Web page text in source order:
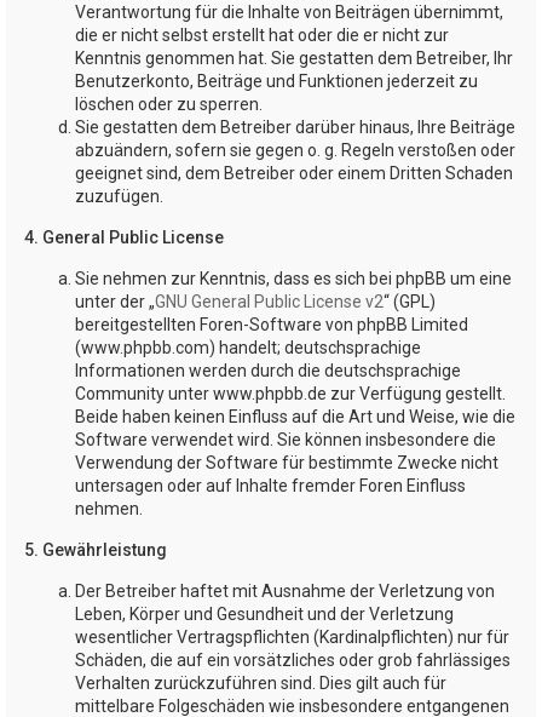
Verantwortung für die Inhalte von Beiträgen übernimmt,
die er nicht selbst erstellt hat oder die er nicht zur
Kenntnis genommen hat. Sie gestatten dem Betreiber, Ihr
Benutzerkonto, Beiträge und Funktionen jederzeit zu
löschen oder zu sperren.
Sie gestatten dem Betreiber darüber hinaus, Ihre Beiträge
abzuändern, sofern sie gegen o. g. Regeln verstoßen oder
geeignet sind, dem Betreiber oder einem Dritten Schaden
zuzufügen.
4. General Public License
Sie nehmen zur Kenntnis, dass es sich bei phpBB um eine
unter der „GNU General Public License v2“ (GPL)
bereitgestellten Foren-Software von phpBB Limited
(www.phpbb.com) handelt; deutschsprachige
Informationen werden durch die deutschsprachige
Community unter www.phpbb.de zur Verfügung gestellt.
Beide haben keinen Einfluss auf die Art und Weise, wie die
Software verwendet wird. Sie können insbesondere die
Verwendung der Software für bestimmte Zwecke nicht
untersagen oder auf Inhalte fremder Foren Einfluss
nehmen.
5. Gewährleistung
Der Betreiber haftet mit Ausnahme der Verletzung von
Leben, Körper und Gesundheit und der Verletzung
wesentlicher Vertragspflichten (Kardinalpflichten) nur für
Schäden, die auf ein vorsätzliches oder grob fahrlässiges
Verhalten zurückzuführen sind. Dies gilt auch für
mittelbare Folgeschäden wie insbesondere entgangenen